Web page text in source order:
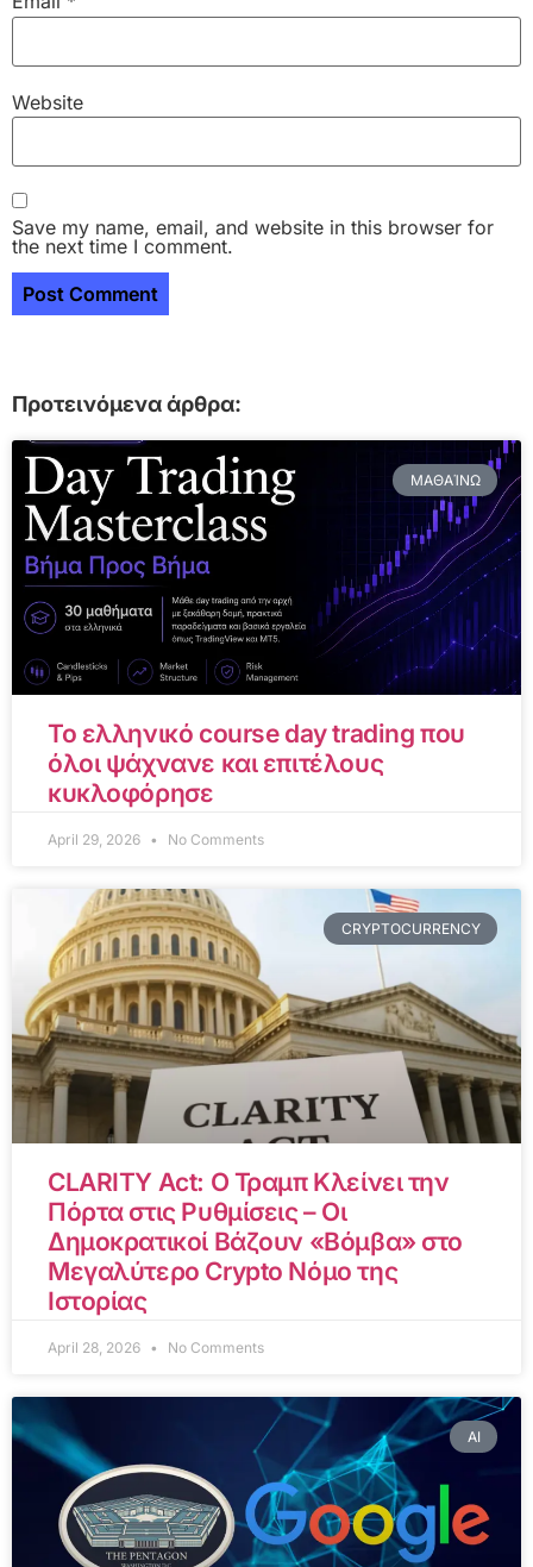
Website
Save my name, email, and website in this browser for
the next time I comment.
Προτεινόμενα άρθρα:
ΜΑΘΑΊΝΩ
Το ελληνικό course day trading που
όλοι ψάχνανε και επιτέλους
κυκλοφόρησε
April 29, 2026 No Comments
CRYPTOCURRENCY
CLARITY Act: Ο Τραμπ Κλείνει την
Πόρτα στις Ρυθμίσεις – Οι
Δημοκρατικοί Βάζουν «Βόμβα» στο
Μεγαλύτερο Crypto Νόμο της
Ιστορίας
April 28, 2026 No Comments
AI